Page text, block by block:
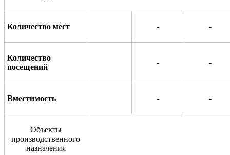
Количество мест - -
Количество
посещений
- -
Вместимость - -
Объекты
производственного
назначения